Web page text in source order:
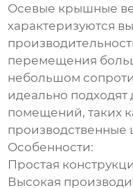
Осевые крышные
характеризуются
перемещения
небольшом
идеально
помещений, таких
производственные
Особенности:
Простая
Высокая